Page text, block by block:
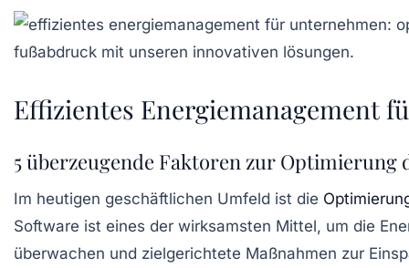
Effizientes Energiemanagement
5 überzeugende Faktoren zur Optimierung
Im heutigen geschäftlichen Umfeld ist die
Software ist eines der wirksamsten Mittel, um die
überwachen und zielgerichtete Maßnahmen zur